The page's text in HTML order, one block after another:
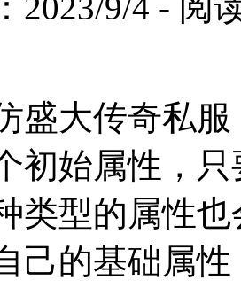
盛大传奇私
初始属性，
类型的属性
己的基础属